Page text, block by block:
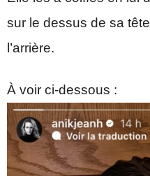
sur le dessus de sa
l’arrière.
À voir ci-dessous :